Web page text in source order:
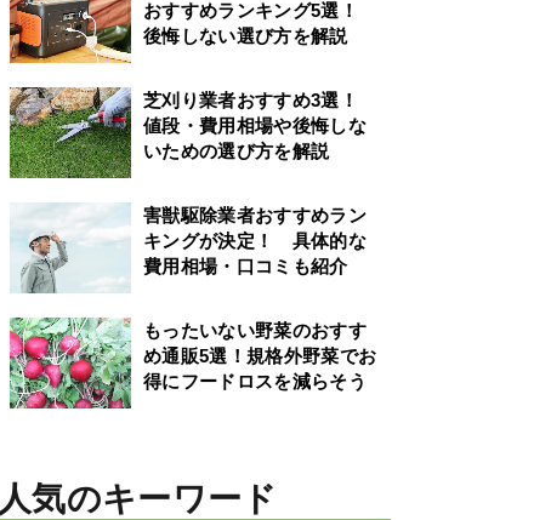
おすすめランキング5選！
後悔しない選び方を解説
芝刈り業者おすすめ3選！
値段・費用相場や後悔しな
いための選び方を解説
害獣駆除業者おすすめラン
キングが決定！ 具体的な
費用相場・口コミも紹介
もったいない野菜のおすす
め通販5選！規格外野菜でお
得にフードロスを減らそう
人気のキーワード